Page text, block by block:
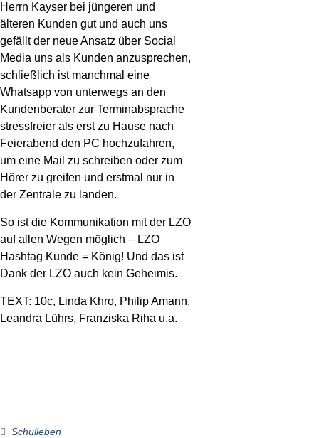
Herrn Kayser bei jüngeren und
älteren Kunden gut und auch uns
gefällt der neue Ansatz über Social
Media uns als Kunden anzusprechen,
schließlich ist manchmal eine
Whatsapp von unterwegs an den
Kundenberater zur Terminabsprache
stressfreier als erst zu Hause nach
Feierabend den PC hochzufahren,
um eine Mail zu schreiben oder zum
Hörer zu greifen und erstmal nur in
der Zentrale zu landen.
So ist die Kommunikation mit der LZO
auf allen Wegen möglich – LZO
Hashtag Kunde = König! Und das ist
Dank der LZO auch kein Geheimis.
TEXT: 10c, Linda Khro, Philip Amann,
Leandra Lührs, Franziska Riha u.a.
Schulleben